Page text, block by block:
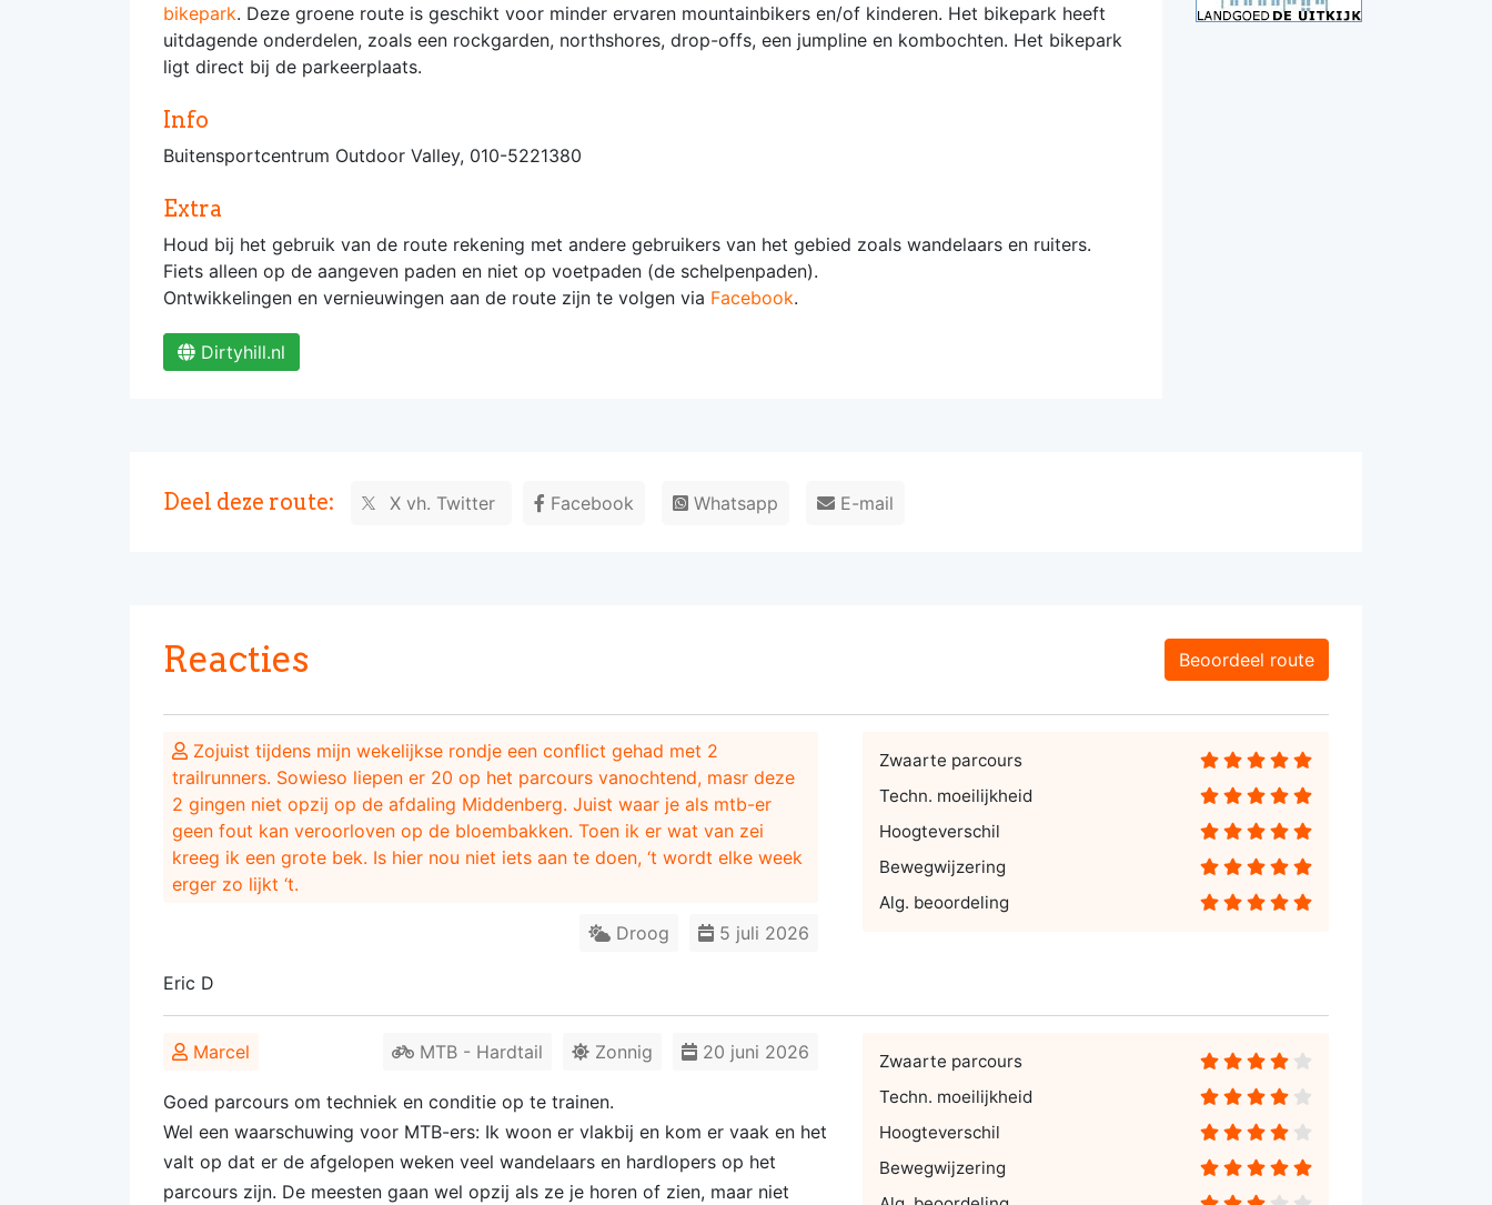
bikepark. Deze groene route is geschikt voor minder ervaren mountainbikers en/of kinderen. Het bikepark heeft
uitdagende onderdelen, zoals een rockgarden, northshores, drop-offs, een jumpline en kombochten. Het bikepark
ligt direct bij de parkeerplaats.
Info
Buitensportcentrum Outdoor Valley, 010-5221380
Extra
Houd bij het gebruik van de route rekening met andere gebruikers van het gebied zoals wandelaars en ruiters.
Fiets alleen op de aangeven paden en niet op voetpaden (de schelpenpaden).
Ontwikkelingen en vernieuwingen aan de route zijn te volgen via Facebook.
Dirtyhill.nl
Deel deze route: X vh. Twitter Facebook Whatsapp E-mail
Reacties Beoordeel route
Zojuist tijdens mijn wekelijkse rondje een conflict gehad met 2
trailrunners. Sowieso liepen er 20 op het parcours vanochtend, masr deze
2 gingen niet opzij op de afdaling Middenberg. Juist waar je als mtb-er
geen fout kan veroorloven op de bloembakken. Toen ik er wat van zei
kreeg ik een grote bek. Is hier nou niet iets aan te doen, ‘t wordt elke week
erger zo lijkt ‘t.
5 juli 2026
Droog
Eric D
Zwaarte parcours
Techn. moeilijkheid
Hoogteverschil
Bewegwijzering
Alg. beoordeling
Marcel 20 juni 2026
Zonnig
MTB - Hardtail
Goed parcours om techniek en conditie op te trainen.
Wel een waarschuwing voor MTB-ers: Ik woon er vlakbij en kom er vaak en het
valt op dat er de afgelopen weken veel wandelaars en hardlopers op het
parcours zijn. De meesten gaan wel opzij als ze je horen of zien, maar niet
Zwaarte parcours
Techn. moeilijkheid
Hoogteverschil
Bewegwijzering